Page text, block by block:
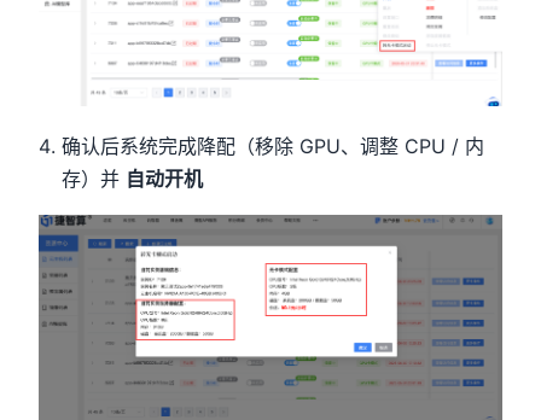
确认后系统完成降配（移除 GPU、调整 CPU / 内
存）并 自动开机